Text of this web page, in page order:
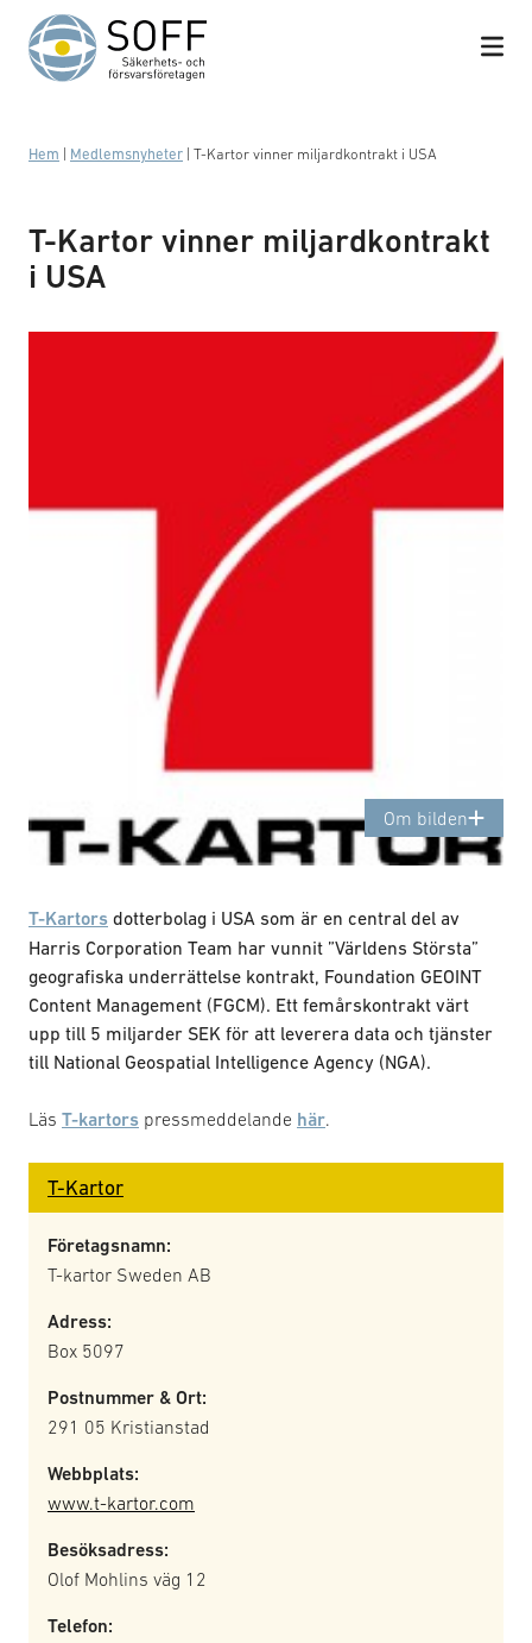
Hoppa till innehåll
Hem Medlemsnyheter T-Kartor vinner miljardkontrakt i USA
T-Kartor vinner miljardkontrakt
i USA
Om bilden
Logotyp: T-kartor
T-Kartors dotterbolag i USA som är en central del av
Harris Corporation Team har vunnit ”Världens Största”
geografiska underrättelse kontrakt, Foundation GEOINT
Content Management (FGCM). Ett femårskontrakt värt
upp till 5 miljarder SEK för att leverera data och tjänster
till National Geospatial Intelligence Agency (NGA).
Läs T-kartors pressmeddelande här.
T-Kartor
Företagsnamn:
T-kartor Sweden AB
Adress:
Box 5097
Postnummer & Ort:
291 05 Kristianstad
Webbplats:
www.t-kartor.com
Besöksadress:
Olof Mohlins väg 12
Telefon: